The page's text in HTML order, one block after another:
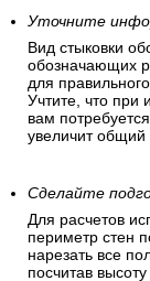
Уточните
Вид стыковки
обозначающих
для
Учтите, что при
вам
увеличит общий
Сделайте
Для расчетов
периметр стен
нарезать все
посчитав